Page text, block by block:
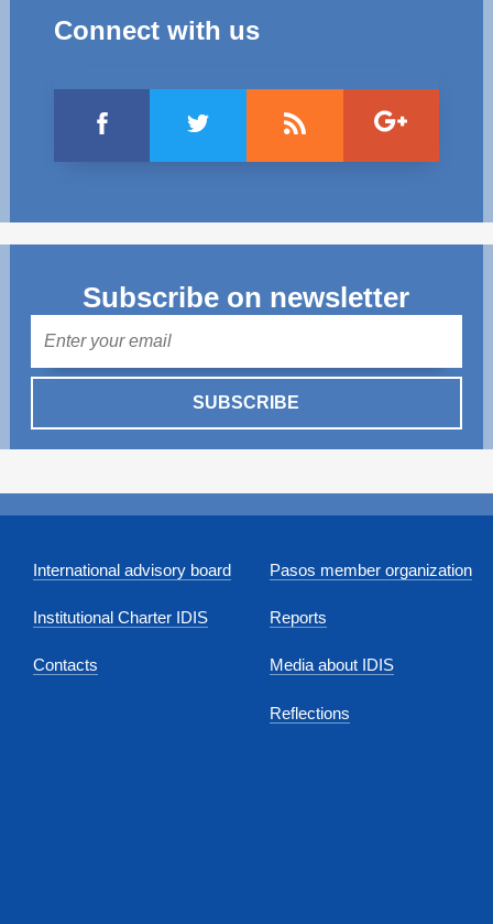
Connect with us
Subscribe on newsletter
SUBSCRIBE
International advisory board
Institutional Charter IDIS
Contacts
Pasos member organization
Reports
Media about IDIS
Reflections